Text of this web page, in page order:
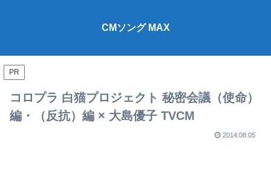
CMソング MAX
PR
コロプラ 白猫プロジェクト 秘密会議（使命）
編・（反抗）編 × 大島優子 TVCM
2014.08.05